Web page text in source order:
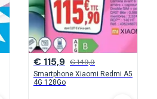
€ 115,9 € 149,9
Smartphone Xiaomi Redmi A5
4G 128Go